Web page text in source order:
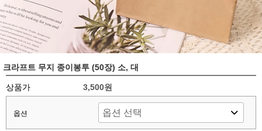
크라프트 무지 종이봉투 (50장) 소, 대
상품가 3,500원
옵션